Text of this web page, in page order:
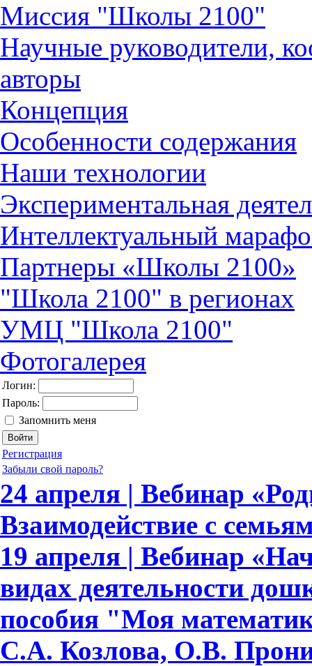
Миссия "Школы 2100"
Научные руководители,
авторы
Концепция
Особенности содержания
Наши технологии
Экспериментальная
Интеллектуальный
Партнеры «Школы 2100»
"Школа 2100" в регионах
УМЦ "Школа 2100"
Фотогалерея
Логин:
Пароль:
Запомнить меня
Регистрация
Забыли свой пароль?
24 апреля | Вебинар
Взаимодействие с
19 апреля | Вебинар
видах деятельности
пособия "Моя
С.А. Козлова, О.В.